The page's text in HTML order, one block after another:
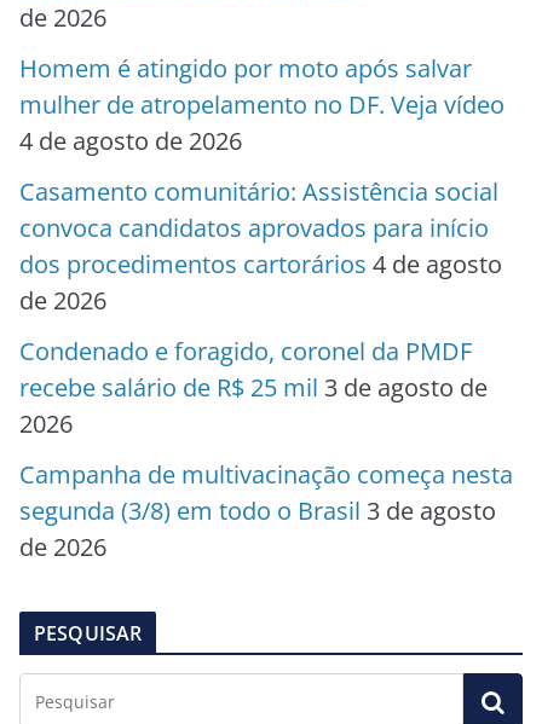
de 2026
Homem é atingido por moto após salvar
mulher de atropelamento no DF. Veja vídeo
4 de agosto de 2026
Casamento comunitário: Assistência social
convoca candidatos aprovados para início
dos procedimentos cartorários 4 de agosto
de 2026
Condenado e foragido, coronel da PMDF
recebe salário de R$ 25 mil 3 de agosto de
2026
Campanha de multivacinação começa nesta
segunda (3/8) em todo o Brasil 3 de agosto
de 2026
PESQUISAR